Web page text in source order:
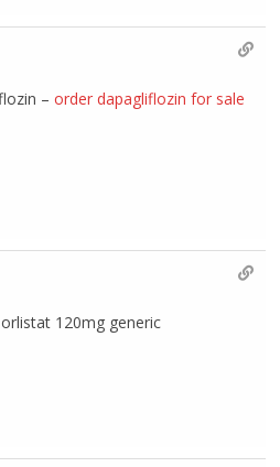
–order dapagliflozin for sale
120mg generic